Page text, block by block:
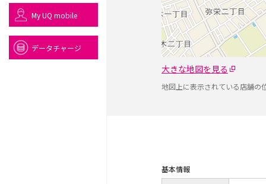
大きな地図を見る
地図上に表示されている店舗の
基本情報
My UQ mobile
データチャージ